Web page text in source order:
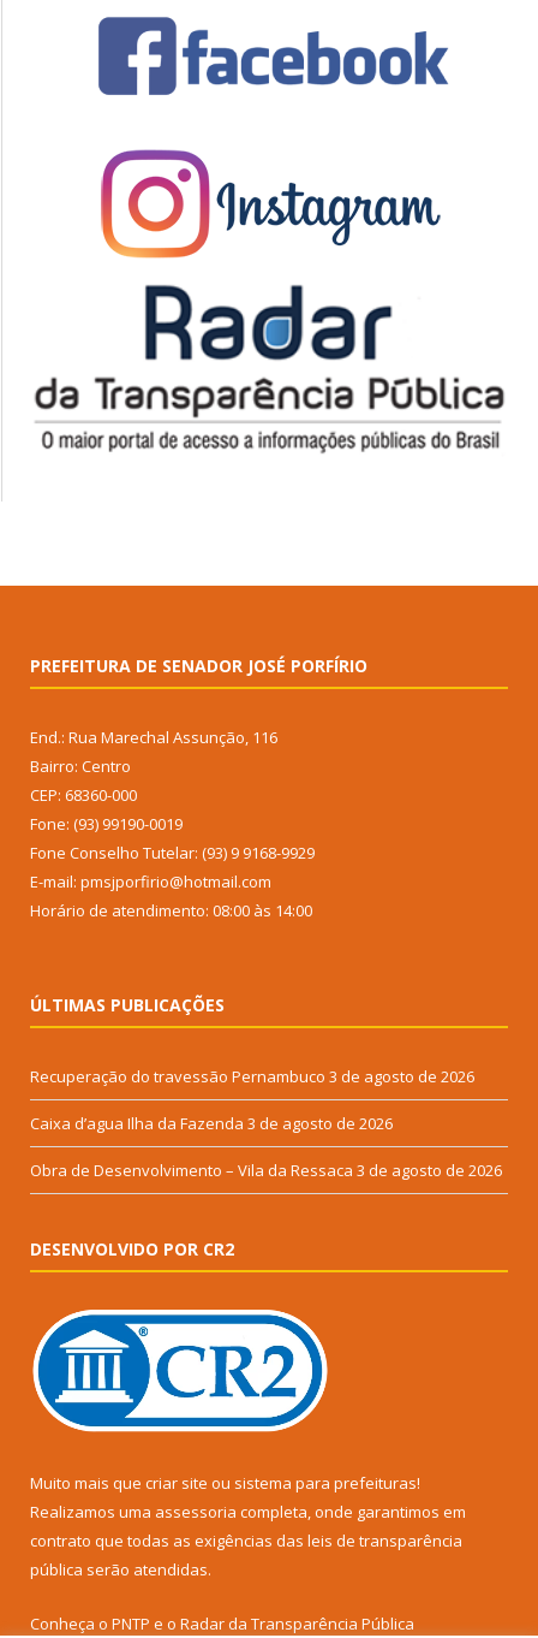
PREFEITURA DE SENADOR JOSÉ PORFÍRIO
End.: Rua Marechal Assunção, 116
Bairro: Centro
CEP: 68360-000
Fone: (93) 99190-0019
Fone Conselho Tutelar: (93) 9 9168-9929
E-mail: pmsjporfirio@hotmail.com
Horário de atendimento: 08:00 às 14:00
ÚLTIMAS PUBLICAÇÕES
Recuperação do travessão Pernambuco 3 de agosto de 2026
Caixa d’agua Ilha da Fazenda 3 de agosto de 2026
Obra de Desenvolvimento – Vila da Ressaca 3 de agosto de 2026
DESENVOLVIDO POR CR2
Muito mais que criar site ou sistema para prefeituras!
Realizamos uma assessoria completa, onde garantimos em
contrato que todas as exigências das leis de transparência
pública serão atendidas.
Conheça o PNTP e o Radar da Transparência Pública